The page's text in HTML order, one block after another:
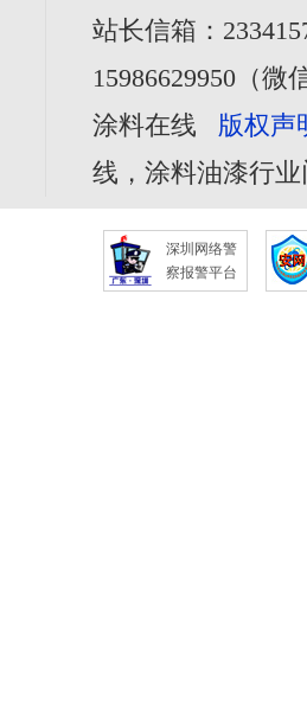
站长信箱：
15986629950（微
涂料在线 版权声
线，涂料油漆行业
深圳网络警
察报警平台